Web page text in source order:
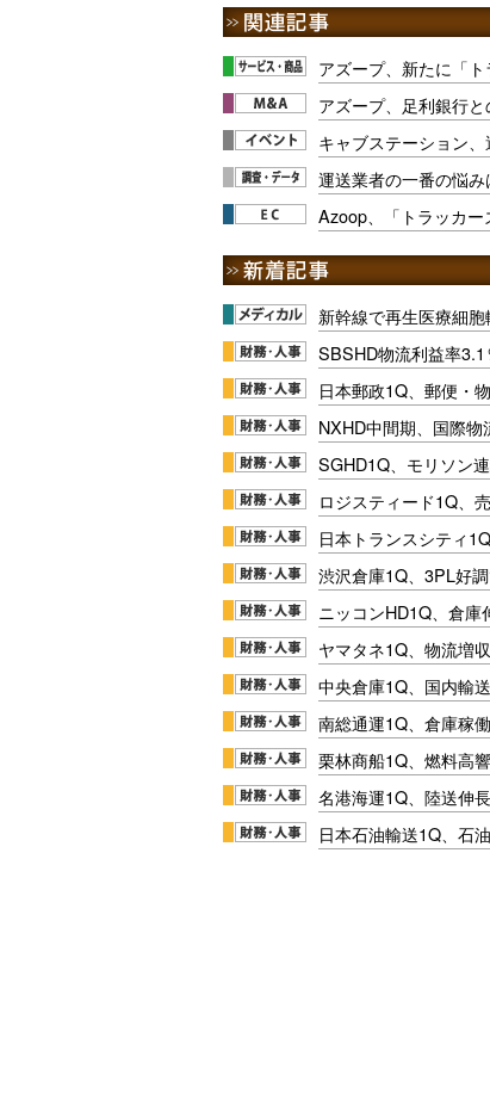
アズープ、新たに「
アズープ、足利銀行
キャブステーション
運送業者の一番の悩
Azoop、「トラッカ
新幹線で再生医療細
SBSHD物流利益率
日本郵政1Q、郵便・
NXHD中間期、国際
SGHD1Q、モリソン
ロジスティード1Q、
日本トランスシティ
渋沢倉庫1Q、3PL好
ニッコンHD1Q、倉庫
ヤマタネ1Q、物流増
中央倉庫1Q、国内輸
南総通運1Q、倉庫稼
栗林商船1Q、燃料高
名港海運1Q、陸送伸
日本石油輸送1Q、石